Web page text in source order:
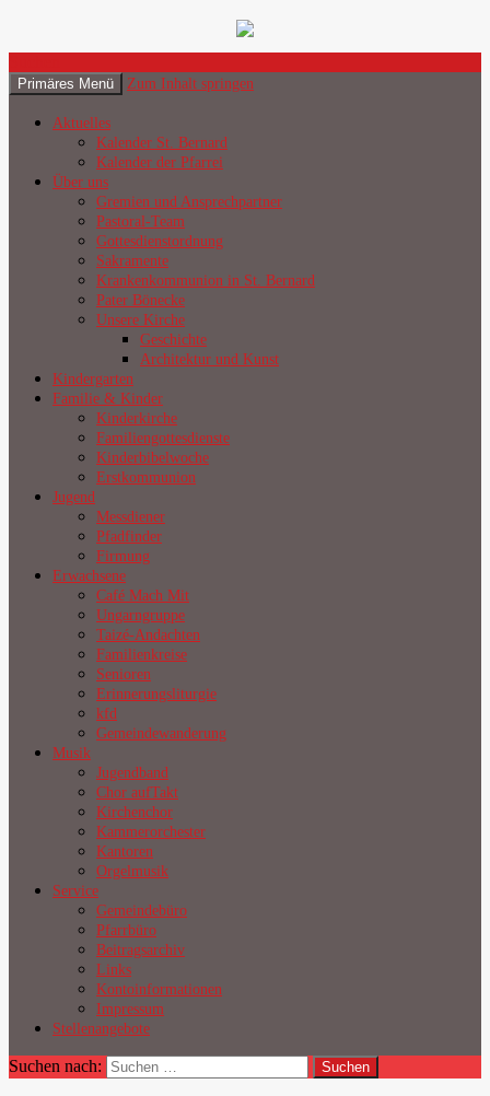
Katholische Gemeinde Sankt
Bernard Poppenbüttel
Primäres Menü Zum Inhalt springen
Aktuelles
Kalender St. Bernard
Kalender der Pfarrei
Über uns
Gremien und Ansprechpartner
Pastoral-Team
Gottesdienstordnung
Sakramente
Krankenkommunion in St. Bernard
Pater Bönecke
Unsere Kirche
Geschichte
Architektur und Kunst
Kindergarten
Familie & Kinder
Kinderkirche
Familiengottesdienste
Kinderbibelwoche
Erstkommunion
Jugend
Messdiener
Pfadfinder
Firmung
Erwachsene
Café Mach Mit
Ungarngruppe
Taizé-Andachten
Familienkreise
Senioren
Erinnerungsliturgie
kfd
Gemeindewanderung
Musik
Jugendband
Chor aufTakt
Kirchenchor
Kammerorchester
Kantoren
Orgelmusik
Service
Gemeindebüro
Pfarrbüro
Beitragsarchiv
Links
Kontoinformationen
Impressum
Stellenangebote
Suchen nach: